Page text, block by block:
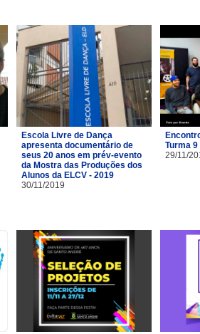
Escola Livre de Dança
apresenta documentário de
seus 20 anos em prév-evento
da Mostra das Produções dos
Alunos da ELCV - 2019
30/11/2019
Turma 9
29/11/